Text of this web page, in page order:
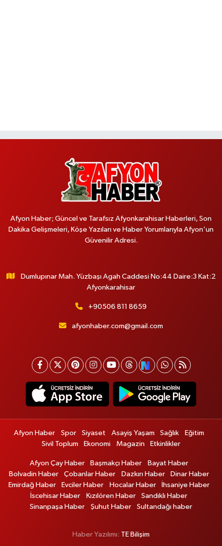
Afyon Haber; Güncel ve Tarafsız Afyonkarahisar Haberleri, Son
Dakika Gelişmeleri, Köşe Yazıları ve Haber Yorumlarıyla Afyon'un
Güvenilir Adresi.
Dumlupınar Mah. Yüzbaşı Agah Caddesi No:44 Daire:3 Kat:2
Afyonkarahisar
+90506 811 8659
afyonhaber.com@gmail.com
Afyon Haber Spor Siyaset Asayiş Yaşam Sağlık
Eğitim
Sivil Toplum
Ekonomi Magazin Etkinlikler
Afyon Çay Haber Başmakçı Haber
Bayat Haber
Bolvadin Haber
Çobanlar Haber Dazkırı Haber
Dinar Haber
Emirdağ Haber
Evciler Haber Hocalar Haber
İhsaniye Haber
İscehisar Haber
Kızılören Haber
Sandıklı Haber
Sinanpaşa Haber
Şuhut Haber Sultandağı haber
Haber Yazılımı: TE Bilişim